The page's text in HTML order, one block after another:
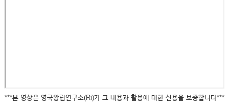
***본 영상은 영국왕립연구소(Ri)가 그 내용과 활용에 대한 신용을 보증합니다***